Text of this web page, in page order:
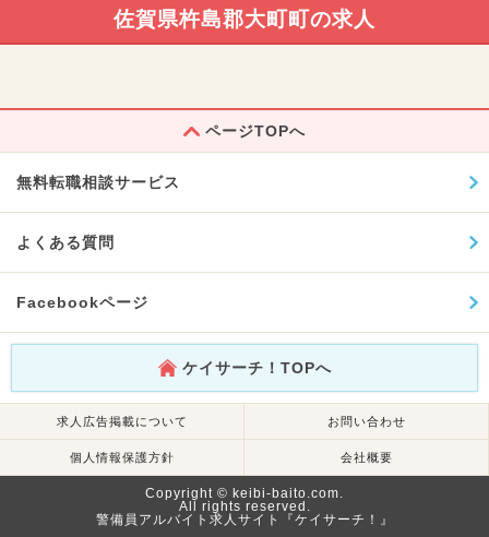
佐賀県杵島郡大町町の求人
ページTOPへ
無料転職相談サービス
よくある質問
Facebookページ
ケイサーチ！TOPへ
求人広告掲載について お問い合わせ
個人情報保護方針 会社概要
Copyright © keibi-baito.com.
All rights reserved.
警備員アルバイト求人サイト『ケイサーチ！』